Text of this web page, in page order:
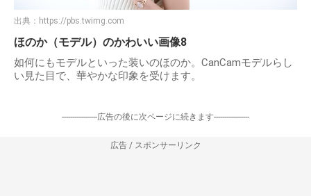
出典： https://pbs.twimg.com
ほのか（モデル）のかわいい画像8
如何にもモデルといった装いのほのか。CanCamモデルらし
い見た目で、華やかな印象を受けます。
-----------------広告の後に次ページに続きます-----------------
広告 / スポンサーリンク